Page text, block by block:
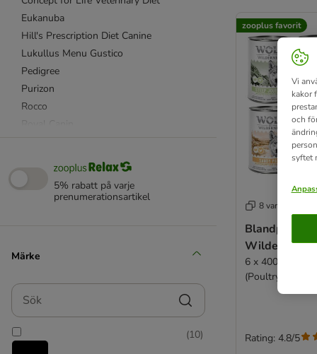
Eukanuba
Hill's Prescription Diet Canine
Lukullus Menu Gustico
Pedigree
Purizon
Rocco
Royal Canin Veterinary
Wolf of Wilderness
% Erbjudanden
Advance Veterinary Diet
animonda
animonda Integra
Almo Nature
Applaws
5% rabatt på varje
prenumerationsartikel
Märke
Sök
(10)
zooplus favorit
8 varianter
Blandpack:
Wilderness
6 x 400 g burk:
(Poultry & Beef,
Chicken,
Rating: 4.8/5
Vi
kakor
och
syftet